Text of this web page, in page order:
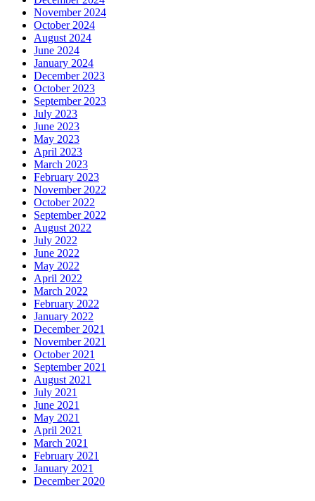
November 2024
October 2024
August 2024
June 2024
January 2024
December 2023
October 2023
September 2023
July 2023
June 2023
May 2023
April 2023
March 2023
February 2023
November 2022
October 2022
September 2022
August 2022
July 2022
June 2022
May 2022
April 2022
March 2022
February 2022
January 2022
December 2021
November 2021
October 2021
September 2021
August 2021
July 2021
June 2021
May 2021
April 2021
March 2021
February 2021
January 2021
December 2020